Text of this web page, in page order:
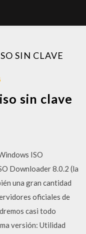
SIN CLAVE
sin clave
ISO
Downloader 8.0.2 (la
una gran cantidad
oficiales de
casi todo
versión: Utilidad